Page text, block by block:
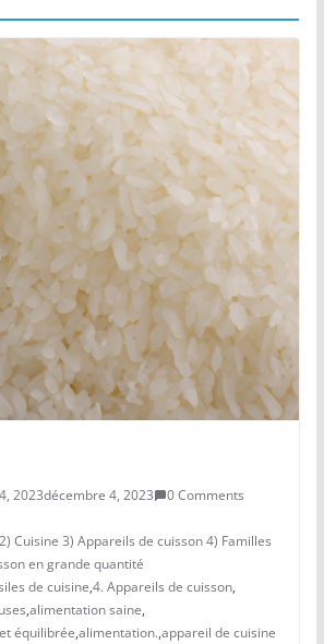
2023décembre 4, 2023
0 Comments
Cuisine 3) Appareils de cuisson 4) Familles
en grande quantité
de cuisine,4. Appareils de cuisson,
,alimentation saine,
équilibrée,alimentation.,appareil de cuisine